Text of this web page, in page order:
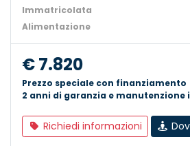
Immatricolata
Alimentazione
€ 7.820
Prezzo speciale con finanziamento
2 anni di garanzia e manutenzione
Richiedi informazioni